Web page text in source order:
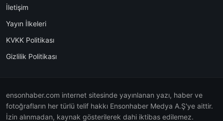
İletişim
Yayın İlkeleri
KVKK Politikası
Gizlilik Politikası
ensonhaber.com internet sitesinde yayınlanan yazı, haber ve
fotoğrafların her türlü telif hakkı Ensonhaber Medya A.Ş'ye aittir.
İzin alınmadan, kaynak gösterilerek dahi iktibas edilemez.